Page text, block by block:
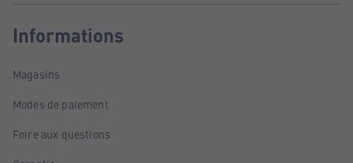
Informations
Magasins
Modes de paiement
Foire aux questions